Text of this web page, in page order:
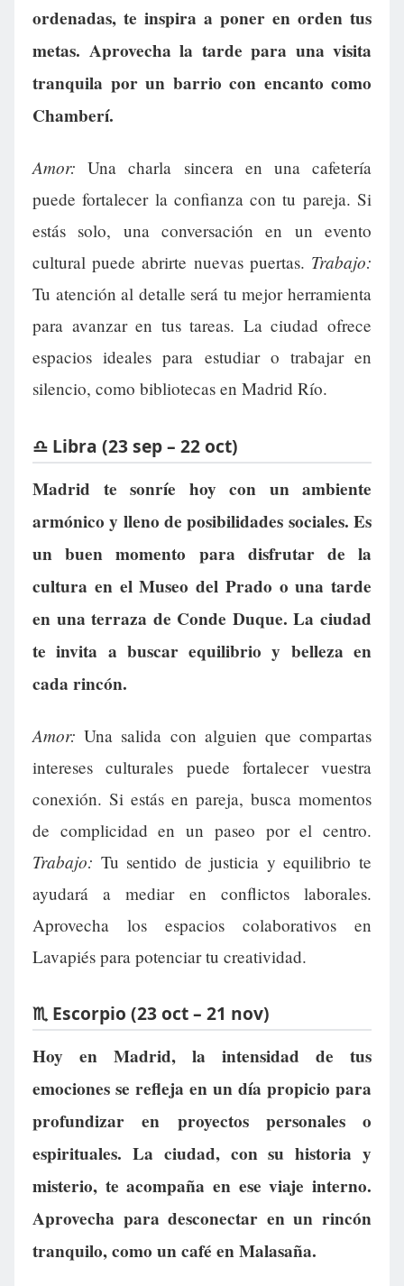
ordenadas, te inspira a poner en orden tus
metas. Aprovecha la tarde para una visita
tranquila por un barrio con encanto como
Chamberí.
Amor: Una charla sincera en una cafetería
puede fortalecer la confianza con tu pareja. Si
estás solo, una conversación en un evento
cultural puede abrirte nuevas puertas. Trabajo:
Tu atención al detalle será tu mejor herramienta
para avanzar en tus tareas. La ciudad ofrece
espacios ideales para estudiar o trabajar en
silencio, como bibliotecas en Madrid Río.
♎ Libra (23 sep – 22 oct)
Madrid te sonríe hoy con un ambiente
armónico y lleno de posibilidades sociales. Es
un buen momento para disfrutar de la
cultura en el Museo del Prado o una tarde
en una terraza de Conde Duque. La ciudad
te invita a buscar equilibrio y belleza en
cada rincón.
Amor: Una salida con alguien que compartas
intereses culturales puede fortalecer vuestra
conexión. Si estás en pareja, busca momentos
de complicidad en un paseo por el centro.
Trabajo: Tu sentido de justicia y equilibrio te
ayudará a mediar en conflictos laborales.
Aprovecha los espacios colaborativos en
Lavapiés para potenciar tu creatividad.
♏ Escorpio (23 oct – 21 nov)
Hoy en Madrid, la intensidad de tus
emociones se refleja en un día propicio para
profundizar en proyectos personales o
espirituales. La ciudad, con su historia y
misterio, te acompaña en ese viaje interno.
Aprovecha para desconectar en un rincón
tranquilo, como un café en Malasaña.